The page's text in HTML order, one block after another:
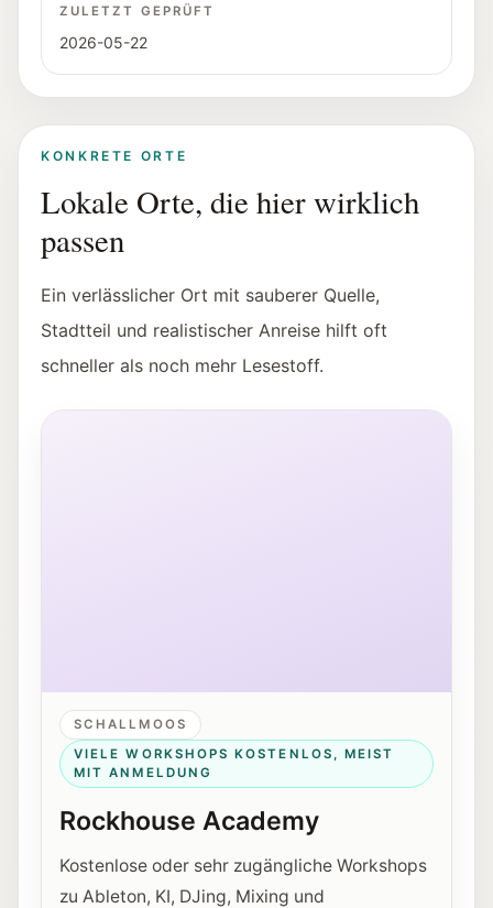
ZULETZT GEPRÜFT
2026-05-22
KONKRETE ORTE
Lokale Orte, die hier wirklich
passen
Ein verlässlicher Ort mit sauberer Quelle,
Stadtteil und realistischer Anreise hilft oft
schneller als noch mehr Lesestoff.
Außenansicht des Rockhouse Salzburg in der
SCHALLMOOS
VIELE WORKSHOPS KOSTENLOS, MEIST
MIT ANMELDUNG
Rockhouse Academy
Kostenlose oder sehr zugängliche Workshops
zu Ableton, KI, DJing, Mixing und